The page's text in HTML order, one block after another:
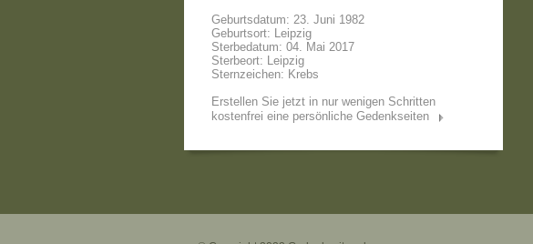
Geburtsdatum: 23. Juni 1982
Geburtsort: Leipzig
Sterbedatum: 04. Mai 2017
Sterbeort: Leipzig
Sternzeichen: Krebs
Erstellen Sie jetzt in nur wenigen Schritten
kostenfrei eine persönliche Gedenkseiten